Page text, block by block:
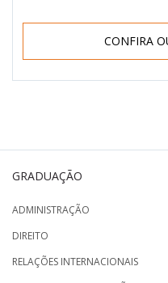
CONFIRA
GRADUAÇÃO
ADMINISTRAÇÃO
DIREITO
RELAÇÕES INTERNACIONAIS